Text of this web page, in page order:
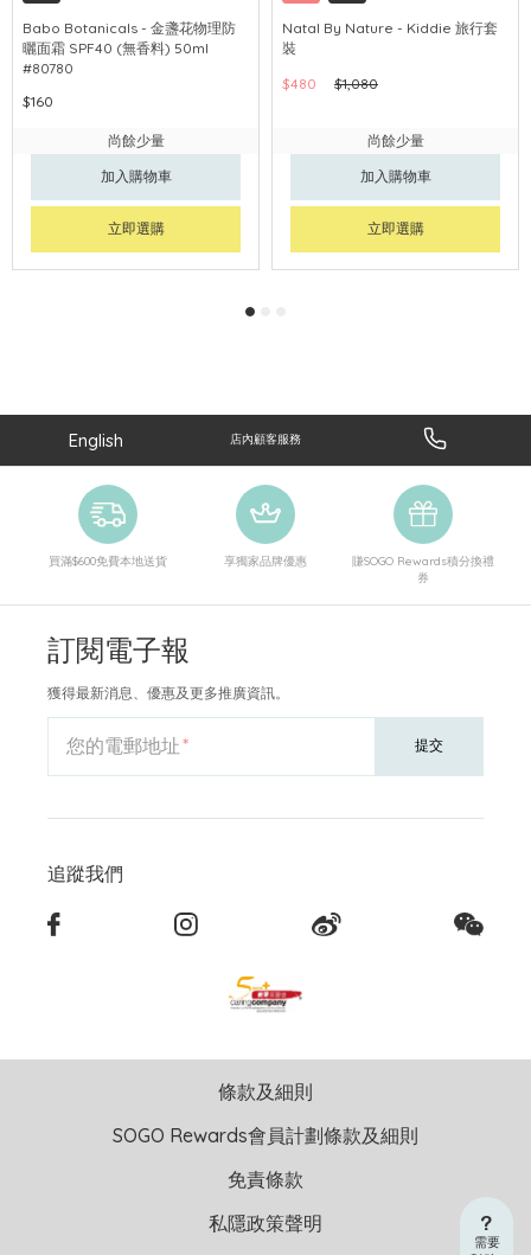
Babo Botanicals - 金盞花物理防
曬面霜 SPF40 (無香料) 50ml
#80780
$160
尚餘少量
加入購物車
立即選購
Natal By Nature - Kiddie 旅行套
裝
$480
$1,080
尚餘少量
加入購物車
立即選購
需要
English 店內顧客服務
買滿$600免費本地送貨 享獨家品牌優惠
賺SOGO Rewards積分換禮
券
訂閱電子報
獲得最新消息、優惠及更多推廣資訊。
您的電郵地址 提交
追蹤我們
條款及細則
SOGO Rewards會員計劃條款及細則
免責條款
私隱政策聲明